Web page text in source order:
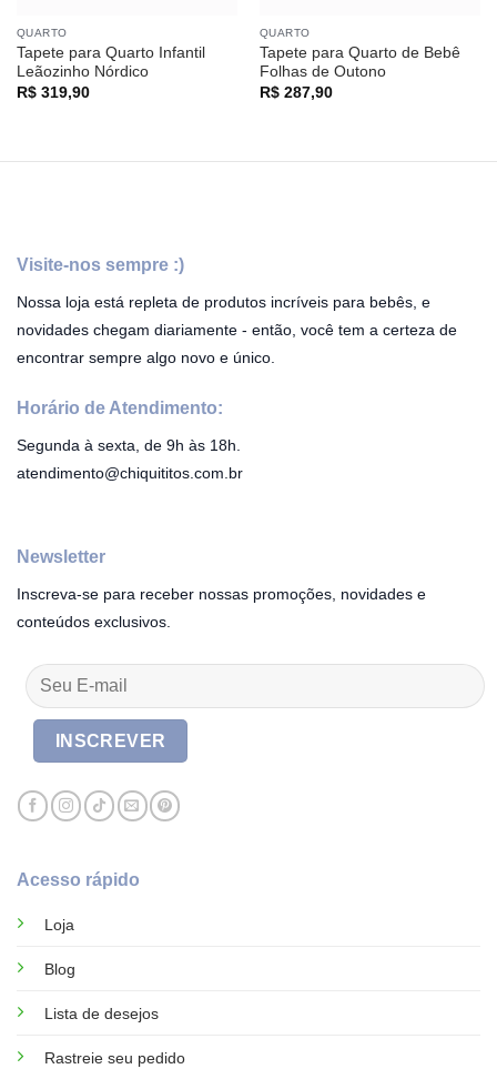
QUARTO
Tapete para Quarto Infantil
Leãozinho Nórdico
R$319,90
QUARTO
Tapete para Quarto de Bebê
Folhas de Outono
R$287,90
Visite-nos sempre :)
Nossa loja está repleta de produtos incríveis para bebês, e
novidades chegam diariamente - então, você tem a certeza de
encontrar sempre algo novo e único.
Horário de Atendimento:
Segunda à sexta, de 9h às 18h.
atendimento@chiquititos.com.br
Acesso rápido
Loja
Blog
Lista de desejos
Rastreie seu pedido
Newsletter
Inscreva-se para receber nossas promoções, novidades e
conteúdos exclusivos.